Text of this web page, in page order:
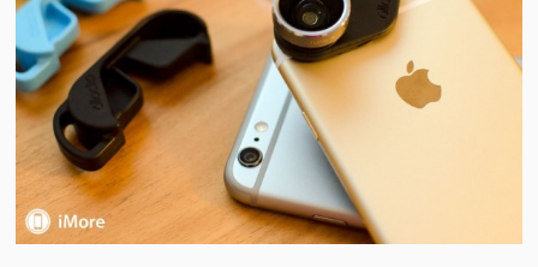
视
频
普